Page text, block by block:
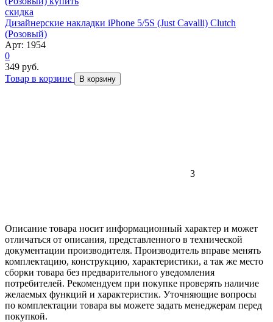
скидка
Дизайнерские накладки iPhone 5/5S (Just Cavalli) Clutch
(Розовый)
Арт: 1954
0
349 руб.
Товар в корзине
В корзину
3
Описание товара носит информационный характер и может
отличаться от описания, представленного в технической
документации производителя. Производитель вправе менять
комплектацию, конструкцию, характеристики, а так же место
сборки товара без предварительного уведомления
потребителей. Рекомендуем при покупке проверять наличие
желаемых функций и характеристик. Уточняющие вопросы
по комплектации товара вы можете задать менеджерам перед
покупкой.